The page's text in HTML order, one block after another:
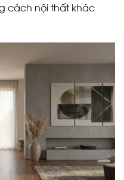
cách nội thất khác